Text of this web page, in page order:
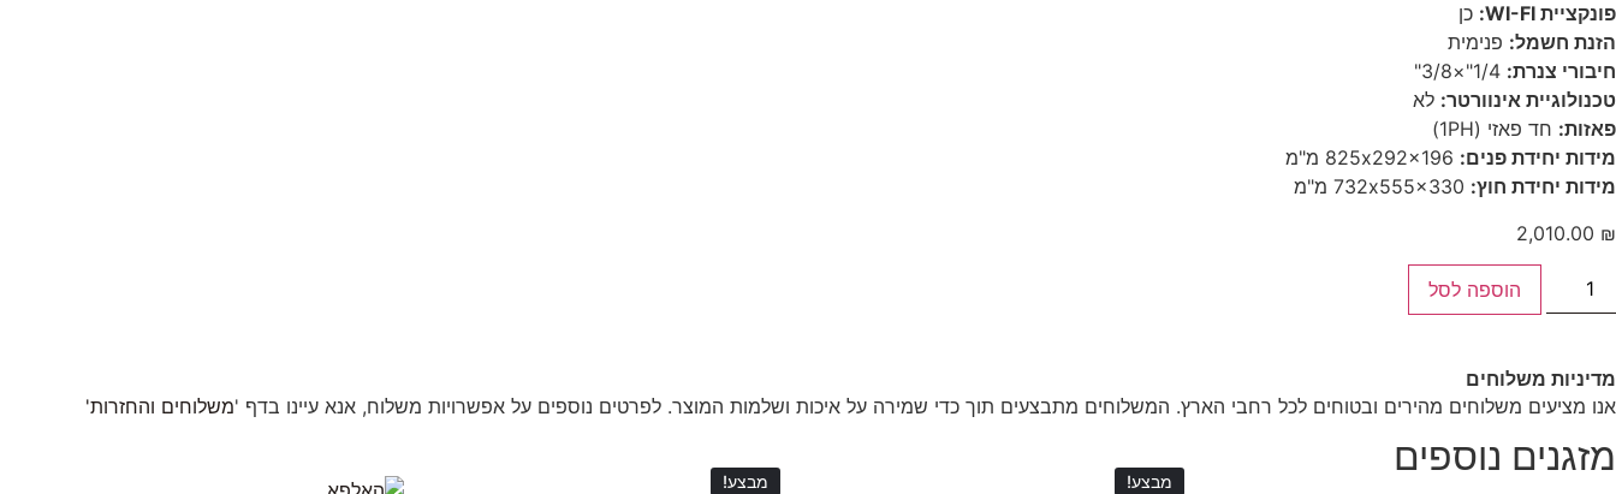
פונקציית WI-FI:
כן
הזנת חשמל: פנימית
חיבורי צנרת: 1/4"×3/8"
טכנולוגיית אינוורטר: לא
פאזות: חד פאזי (1PH)
מידות יחידת פנים:
מידות יחידת חוץ:
2,010.00 ₪
הוספה לסל
מדיניות משלוחים
אנו מציעים משלוחים מהירים ובטוחים לכל רחבי הארץ. המשלוחים מתבצעים תוך כדי שמירה על איכות ושלמות המוצר. לפרטים נוספים על אפשרויות משלוח, אנא עיינו בדף 'משלוחים והחזרות'
מזגנים נוספים
מבצע! מבצע!